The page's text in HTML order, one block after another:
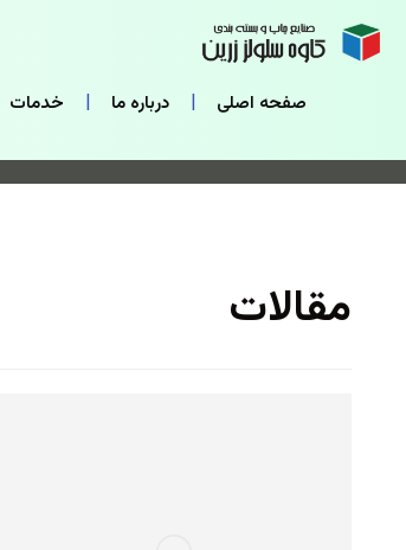
صفحه اصلی درباره ما خدمات
مقالات